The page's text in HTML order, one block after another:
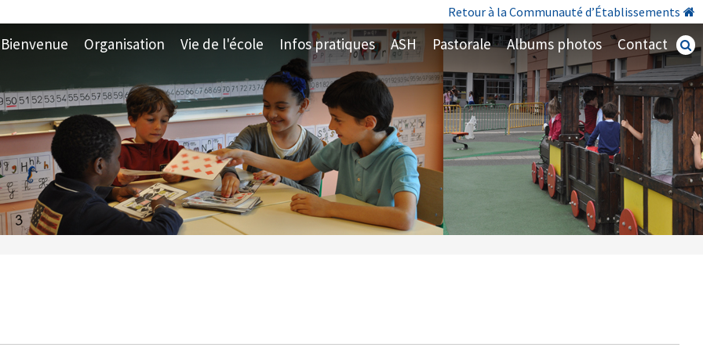
Retour à la Communauté d’Établissements
Bienvenue Organisation Vie de l'école Infos pratiques ASH Pastorale Albums photos Contact